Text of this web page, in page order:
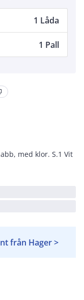
med klor. S.1 Vit
från Hager >
1 Låda
1 Pall